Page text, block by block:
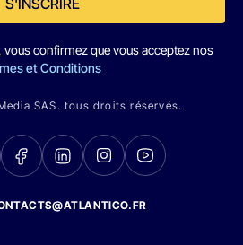
S'INSCRIRE
confirmez que vous acceptez nos
et Conditions
SAS. tous droits réservés.